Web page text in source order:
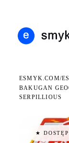
ESMYK.COM/
BAKUGAN
SERPILLIOUS
★